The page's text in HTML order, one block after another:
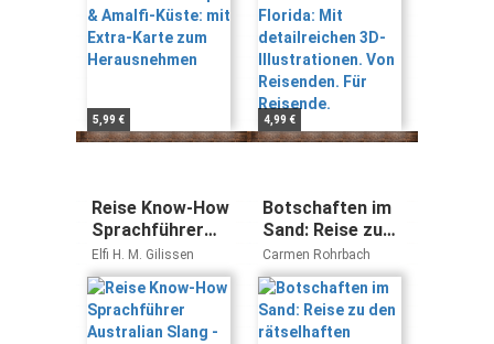
Herausnehmen
5,99 €
Illustrationen.
Von Reisenden.
Für Reisende.
4,99 €
Reise Know-How
Sprachführer
Australian Slang
- English Down
Under:
Kauderwelsch-
Elfi H. M. Gilissen
Botschaften im
Sand: Reise zu
den rätselhaften
Nazca-Linien in
Peru | Den
faszinierenden
Carmen Rohrbach